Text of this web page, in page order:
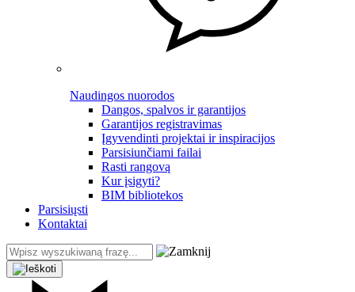
Naudingos nuorodos
Dangos, spalvos ir garantijos
Garantijos registravimas
Įgyvendinti projektai ir inspiracijos
Parsisiunčiami failai
Rasti rangovą
Kur įsigyti?
BIM bibliotekos
Parsisiųsti
Kontaktai